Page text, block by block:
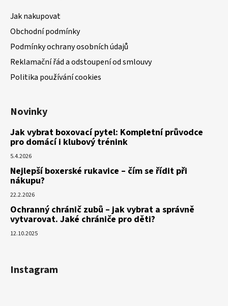
Jak nakupovat
Obchodní podmínky
Podmínky ochrany osobních údajů
Reklamační řád a odstoupení od smlouvy
Politika používání cookies
Novinky
Jak vybrat boxovací pytel: Kompletní průvodce
pro domácí i klubový trénink
5.4.2026
Nejlepší boxerské rukavice – čím se řídit při
nákupu?
22.2.2026
Ochranný chránič zubů – jak vybrat a správně
vytvarovat. Jaké chrániče pro děti?
12.10.2025
Instagram